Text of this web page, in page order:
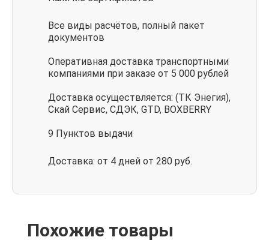
Все виды расчётов, полный пакет
документов
Оперативная доставка транспортными
компаниями при заказе от 5 000 рублей
Доставка осуществляется: (ТК Энегия),
Скай Сервис, СДЭК, GTD, BOXBERRY
9 Пунктов выдачи
Доставка: от 4 дней от 280 руб.
Похожие товары